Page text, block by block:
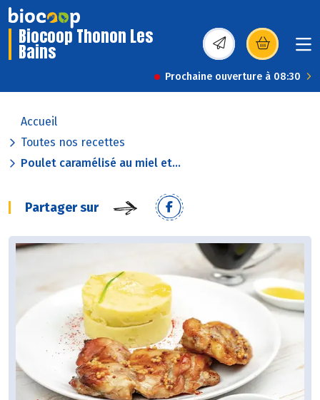
Biocoop Thonon Les
Bains (s’ouvre dans une
Prochaine ouverture à 08:30
Accueil
Toutes nos recettes
Poulet caramélisé au miel et...
Partager sur